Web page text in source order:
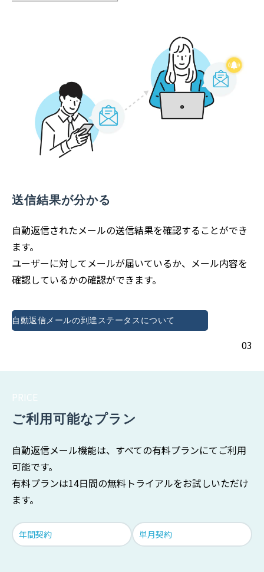
送信結果が分かる
自動返信されたメールの送信結果を確認することができ
ます。
ユーザーに対してメールが届いているか、メール内容を
確認しているかの確認ができます。
自動返信メールの到達ステータスについて
03
PRICE
ご利用可能なプラン
自動返信メール機能は、すべての有料プランにてご利用
可能です。
有料プランは14日間の無料トライアルをお試しいただけ
ます。
年間契約 単月契約